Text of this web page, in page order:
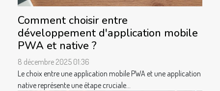
Comment choisir entre
développement d'application mobile
PWA et native ?
8 décembre 2025 01:36
Le choix entre une application mobile PWA et une application
native représente une étape cruciale...